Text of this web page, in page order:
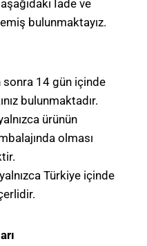
İade ve
bulunmaktayız.
14 gün içinde
bulunmaktadır.
ürünün
olması
Türkiye içinde